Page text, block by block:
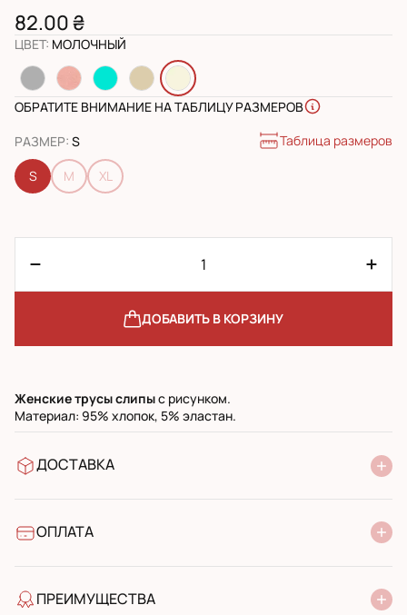
82.00 ₴
ЦВЕТ: МОЛОЧНЫЙ
ОБРАТИТЕ ВНИМАНИЕ НА ТАБЛИЦУ РАЗМЕРОВ
РАЗМЕР: S Таблица размеров
S M XL
ДОБАВИТЬ В КОРЗИНУ
Женские трусы слипыс рисунком.
Материал: 95% хлопок, 5% эластан.
ДОСТАВКА
УкрПочта стандарт
ОПЛАТА
Банковский перевод
ПРЕИМУЩЕСТВА